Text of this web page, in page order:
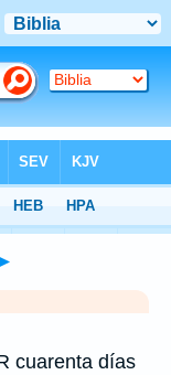
cuarenta días